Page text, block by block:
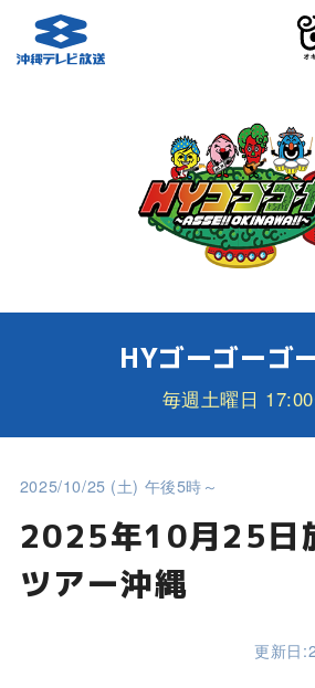
HYゴーゴーゴ
毎週土曜日
2025/10/25 (土) 午後5時～
2025年10月25
ツアー沖縄
更新日